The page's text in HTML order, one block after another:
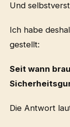
Und
Ich habe
gestellt:
Seit wann
Die Antwort